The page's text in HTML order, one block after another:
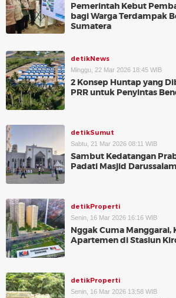
Pemerintah Kebut
bagi Warga Terdampak
Sumatera
detikNews
Minggu, 22 Mar 2026 18:45 WIB
2 Konsep Huntap yang
PRR untuk Penyintas
detikSumut
Sabtu, 21 Mar 2026 08:11 WIB
Sambut Kedatangan
Padati Masjid
detikProperti
Senin, 16 Mar 2026 16:16 WIB
Nggak Cuma Manggarai,
Apartemen di Stasiun
detikProperti
Senin, 16 Mar 2026 13:58 WIB